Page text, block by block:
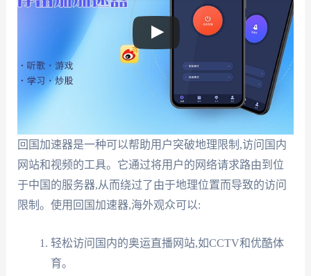
回国加速器是一种可以帮助用户突破地理限制,访问国内
网站和视频的工具。它通过将用户的网络请求路由到位
于中国的服务器,从而绕过了由于地理位置而导致的访问
限制。使用回国加速器,海外观众可以:
轻松访问国内的奥运直播网站,如CCTV和优酷体
育。